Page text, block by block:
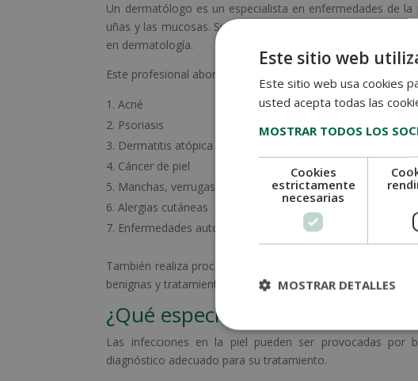
Un dermatólogo es un especialista en enfermedades de
uñas y las mucosas. Su formación médica incluye una
en dermatología.
Este profesional aborda una gran variedad de afecciones
Acné
Psoriasis
Dermatitis atópica
Cáncer de piel
Manchas, verrugas y lunares
Alergias cutáneas
Enfermedades autoinmunes que afectan la piel
También realiza procedimientos estéticos y preventivos
benignas y tratamientos antiacné o antienvejecimiento.
¿Qué especialista trata las
Las infecciones en la piel pueden ser provocadas por
diagnóstico adecuado para su tratamiento.
Este sitio web
Este sitio web usa cookies
usted acepta todas las
MOSTRAR TODOS LOS
Cookies
estrictamente
necesarias
MOSTRAR DETALLES